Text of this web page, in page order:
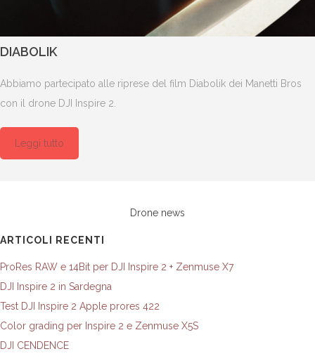
DIABOLIK
Abbiamo partecipato alle riprese del film Diabolik dei Manetti Bros
con il drone DJI Inspire 2.
Leggi tutto
Drone news
ARTICOLI RECENTI
ProRes RAW e 14Bit per DJI Inspire 2 + Zenmuse X7
DJI Inspire 2 in Sardegna
Test DJI Inspire 2 Apple prores 422
Color grading per Inspire 2 e Zenmuse X5S
DJI CENDENCE